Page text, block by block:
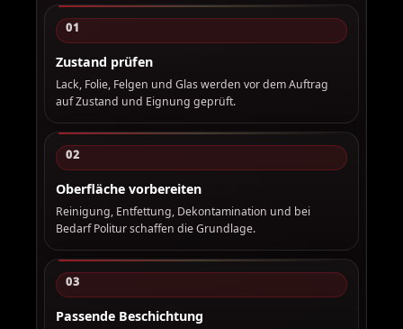
01
Zustand prüfen
Lack, Folie, Felgen und Glas werden vor dem Auftrag
auf Zustand und Eignung geprüft.
02
Oberfläche vorbereiten
Reinigung, Entfettung, Dekontamination und bei
Bedarf Politur schaffen die Grundlage.
03
Passende Beschichtung